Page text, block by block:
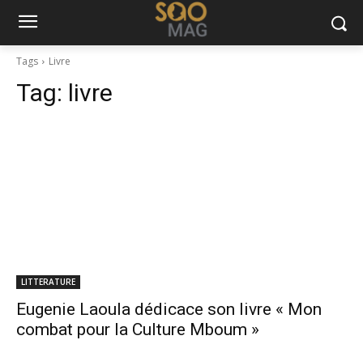
Tags Livre
Tag: livre
LITTERATURE
Eugenie Laoula dédicace son livre « Mon
combat pour la Culture Mboum »